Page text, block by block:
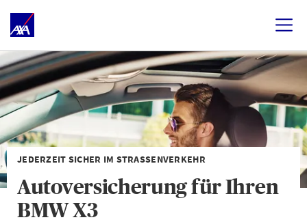
JEDERZEIT SICHER IM STRASSENVERKEHR
Autoversicherung für Ihren
BMW X3